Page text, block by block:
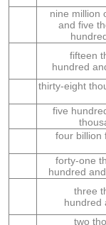
nine million
and five
fifteen
hundred
thirty-eight
five
four billion
forty-one
hundred
three
hundred
two